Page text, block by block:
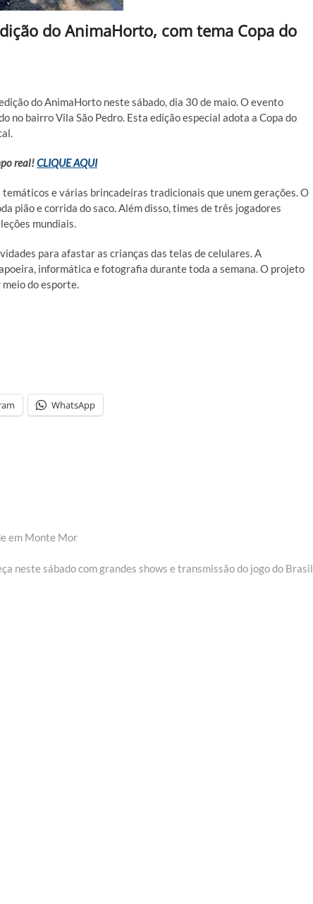
do AnimaHorto, com tema Copa do
do AnimaHorto neste sábado, dia 30 de maio. O evento
no bairro Vila São Pedro. Esta edição especial adota a Copa do
real!CLIQUE AQUI
e várias brincadeiras tradicionais que unem gerações. O
pião e corrida do saco. Além disso, times de três jogadores
mundiais.
para afastar as crianças das telas de celulares. A
informática e fotografia durante toda a semana. O projeto
do esporte.
WhatsApp
em Monte Mor
neste sábado com grandes shows e transmissão do jogo do Brasil